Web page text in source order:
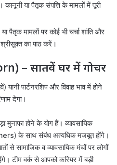
या पैतृक संपत्ति के मामलों में पूरी
पैतृक मामलों पर कोई भी चर्चा शांति और
का पाठ करें।
– सातवें घर में गोचर
पार्टनरशिप और विवाह भाव में होने
देगा।
मुनाफा होने के योग हैं। व्यावसायिक
के साथ संबंध अत्यधिक मजबूत होंगे।
से सामाजिक व व्यावसायिक मंचों पर लोगों
टीम वर्क से आपको करियर में बड़ी